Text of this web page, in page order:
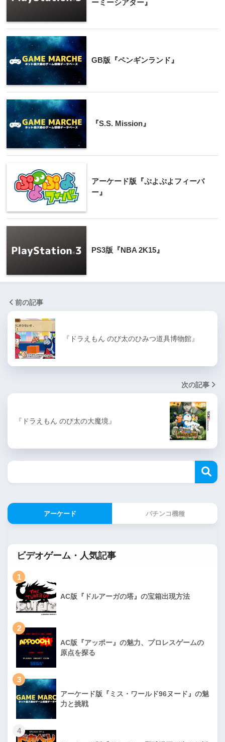
ーミーシアター』
GB版『ペンギンランド』
『S.S. Mission』
アーケード版『ぷよぷよフィーバ
ー』
PS3版『NBA 2K15』
前の記事
『ドラえもん のび太のひみつ道具博物館』
次の記事
『ドラえもん のび太の大魔境』
アーケード パチンコ機種
ビデオゲーム・人気記事
1
AC版『ドルアーガの塔』の宝箱出現方法
2
AC版『アッポー』の魅力、プロレスゲームの
原点を探る
3
アーケード版『ミス・ワールド96ヌード』の魅
力と挑戦
4